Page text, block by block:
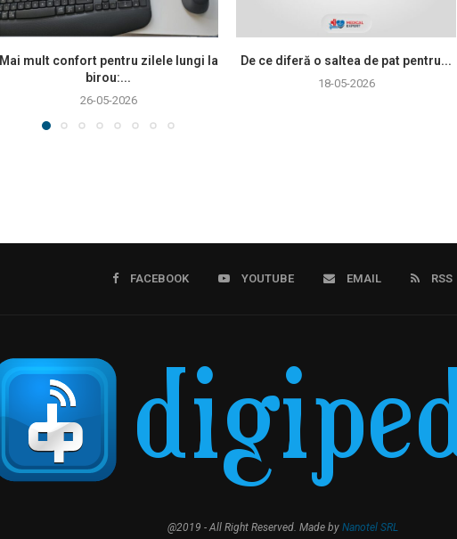
Mai mult confort pentru zilele lungi la
birou:...
26-05-2026
De ce diferă o saltea de pat pentru...
18-05-2026
FACEBOOK YOUTUBE EMAIL RSS
@2019 - All Right Reserved. Made by Nanotel SRL